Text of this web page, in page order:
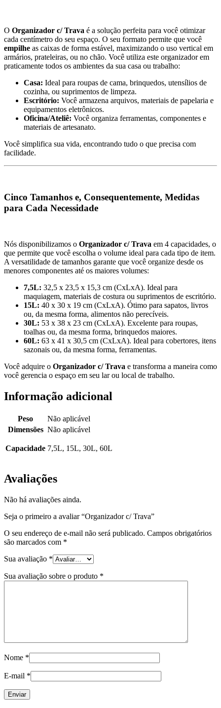
O Organizador c/ Trava é a solução perfeita para você otimizar
cada centímetro do seu espaço. O seu formato permite que você
empilhe as caixas de forma estável, maximizando o uso vertical em
armários, prateleiras, ou no chão. Você utiliza este organizador em
praticamente todos os ambientes da sua casa ou trabalho:
Casa: Ideal para roupas de cama, brinquedos, utensílios de
cozinha, ou suprimentos de limpeza.
Escritório: Você armazena arquivos, materiais de papelaria e
equipamentos eletrônicos.
Oficina/Ateliê: Você organiza ferramentas, componentes e
materiais de artesanato.
Você simplifica sua vida, encontrando tudo o que precisa com
facilidade.
Cinco Tamanhos e, Consequentemente, Medidas
para Cada Necessidade
Nós disponibilizamos o Organizador c/ Trava em 4 capacidades, o
que permite que você escolha o volume ideal para cada tipo de item.
A versatilidade de tamanhos garante que você organize desde os
menores componentes até os maiores volumes:
7,5L: 32,5 x 23,5 x 15,3 cm (CxLxA). Ideal para
maquiagem, materiais de costura ou suprimentos de escritório.
15L: 40 x 30 x 19 cm (CxLxA). Ótimo para sapatos, livros
ou, da mesma forma, alimentos não perecíveis.
30L: 53 x 38 x 23 cm (CxLxA). Excelente para roupas,
toalhas ou, da mesma forma, brinquedos maiores.
60L: 63 x 41 x 30,5 cm (CxLxA). Ideal para cobertores, itens
sazonais ou, da mesma forma, ferramentas.
Você adquire o Organizador c/ Trava e transforma a maneira como
você gerencia o espaço em seu lar ou local de trabalho.
Informação adicional
Peso
Não aplicável
Dimensões Não aplicável
Capacidade 7,5L, 15L, 30L, 60L
Avaliações
Não há avaliações ainda.
Seja o primeiro a avaliar “Organizador c/ Trava”
O seu endereço de e-mail não será publicado. Campos obrigatórios
são marcados com *
Sua avaliação *
Sua avaliação sobre o produto *
Nome *
E-mail *